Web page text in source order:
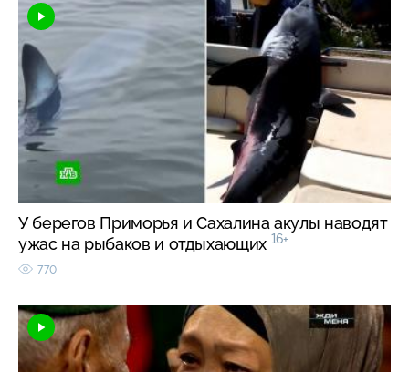
У берегов Приморья и Сахалина акулы наводят
ужас на рыбаков и отдыхающих 16+
770